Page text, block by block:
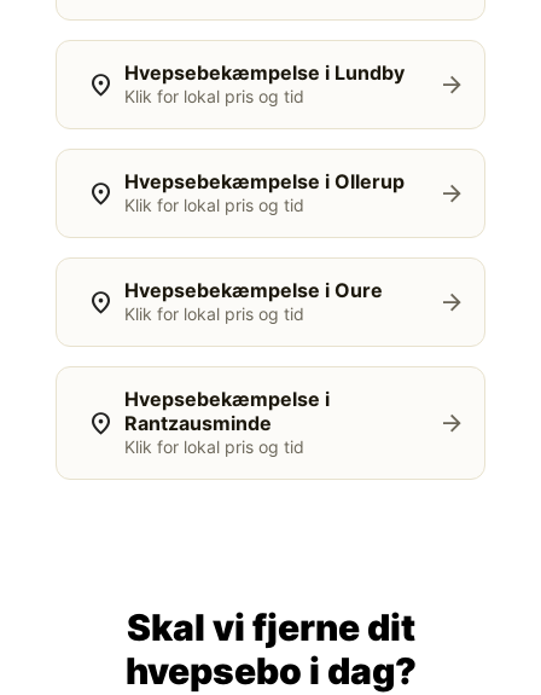
location_on Hvepsebekæmpelse i Lundby
Klik for lokal pris og tid arrow_forward
location_on Hvepsebekæmpelse i Ollerup
Klik for lokal pris og tid arrow_forward
location_on Hvepsebekæmpelse i Oure
Klik for lokal pris og tid arrow_forward
location_on
Hvepsebekæmpelse i
Rantzausminde
Klik for lokal pris og tid
arrow_forward
Skal vi fjerne dit
hvepsebo i dag?